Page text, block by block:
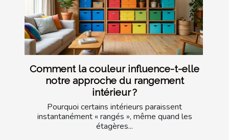
Comment la couleur influence-t-elle
notre approche du rangement
intérieur ?
Pourquoi certains intérieurs paraissent
instantanément « rangés », même quand les
étagères...